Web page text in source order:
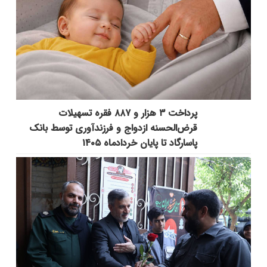
پرداخت ۳ هزار و ۸۸۷ فقره تسهیلات
قرض‌الحسنه ازدواج و فرزندآوری توسط بانک
پاسارگاد تا پایان خردادماه ۱۴۰۵